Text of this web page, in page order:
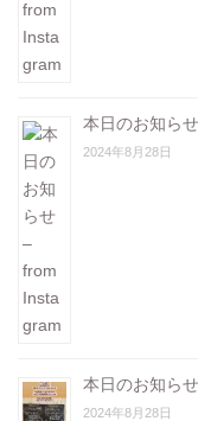
本日のお知ら
2024年8月28日
本日のお知ら
2024年8月28日